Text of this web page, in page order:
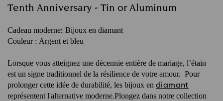
Tenth Anniversary - Tin or Aluminum
Cadeau moderne: Bijoux en diamant
Couleur : Argent et bleu
Lorsque vous atteignez une décennie entière de mariage, l’étain
est un signe traditionnel de la résilience de votre amour. Pour
prolonger cette idée de durabilité, les bijoux en diamant
représentent l'alternative moderne.Plongez dans notre collection